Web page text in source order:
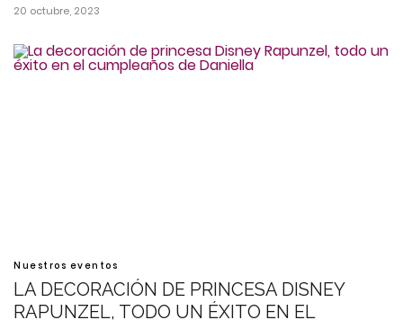
20 octubre, 2023
Nuestros eventos
LA DECORACIÓN DE PRINCESA DISNEY
RAPUNZEL, TODO UN ÉXITO EN EL